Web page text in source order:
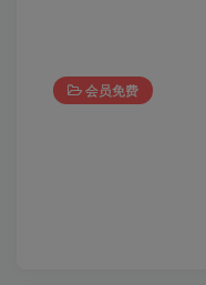
会员免费